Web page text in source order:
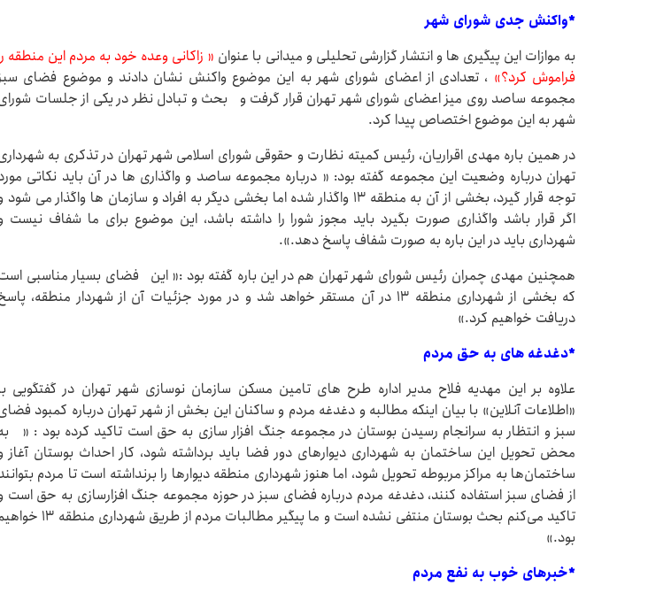
*واکنش جدی شورای شهر
به موازات این پیگیری ها و انتشار گزارشی تحلیلی و میدانی با عنوان « زاکانی وعده خود به مردم این منطقه
فراموش کرد؟» ، تعدادی از اعضای شورای شهر به این موضوع واکنش نشان دادند و موضوع فضای
مجموعه ساصد روی میز اعضای شورای شهر تهران قرار گرفت و بحث و تبادل نظر در یکی از جلسات
شهر به این موضوع اختصاص پیدا کرد.
در همین باره مهدی اقراریان، رئیس کمیته نظارت و حقوقی شورای اسلامی شهر تهران در تذکری به
تهران درباره وضعیت این مجموعه گفته بود: « درباره مجموعه ساصد و واگذاری ها در آن باید نکاتی
توجه قرار گیرد، بخشی از آن به منطقه ۱۳ واگذار شده اما بخشی دیگر به افراد و سازمان ها واگذار می شود
اگر قرار باشد واگذاری صورت بگیرد باید مجوز شورا را داشته باشد، این موضوع برای ما شفاف نیست
شهرداری باید در این باره به صورت شفاف پاسخ دهد.».
همچنین مهدی چمران رئیس شورای شهر تهران هم در این باره گفته بود :« این فضای بسیار مناسبی
که بخشی از شهرداری منطقه ۱۳ در آن مستقر خواهد شد و در مورد جزئیات آن از شهردار منطقه،
دریافت خواهیم کرد.»
*دغدغه های به حق مردم
علاوه بر این مهدیه فلاح مدیر اداره طرح‌ های تامین مسکن سازمان نوسازی شهر تهران در گفتگویی
«اطلاعات آنلاین» با بیان اینکه مطالبه و دغدغه مردم و ساکنان این بخش از شهر تهران درباره کمبود
سبز و انتظار به سرانجام رسیدن بوستان در مجموعه جنگ افزار سازی به حق است تاکید کرده بود : «
محض تحویل این ساختمان به شهرداری دیوارهای دور فضا باید برداشته شود، کار احداث بوستان آغاز
ساختمان‌ها به مراکز مربوطه تحویل شود، اما هنوز شهرداری منطقه دیوارها را برنداشته است تا مردم
از فضای سبز استفاده کنند، دغدغه مردم درباره فضای سبز در حوزه مجموعه جنگ افزارسازی به حق است
تاکید می‌کنم بحث بوستان منتفی نشده است و ما پیگیر مطالبات مردم از طریق شهرداری
بود.»
*خبرهای خوب به نفع مردم